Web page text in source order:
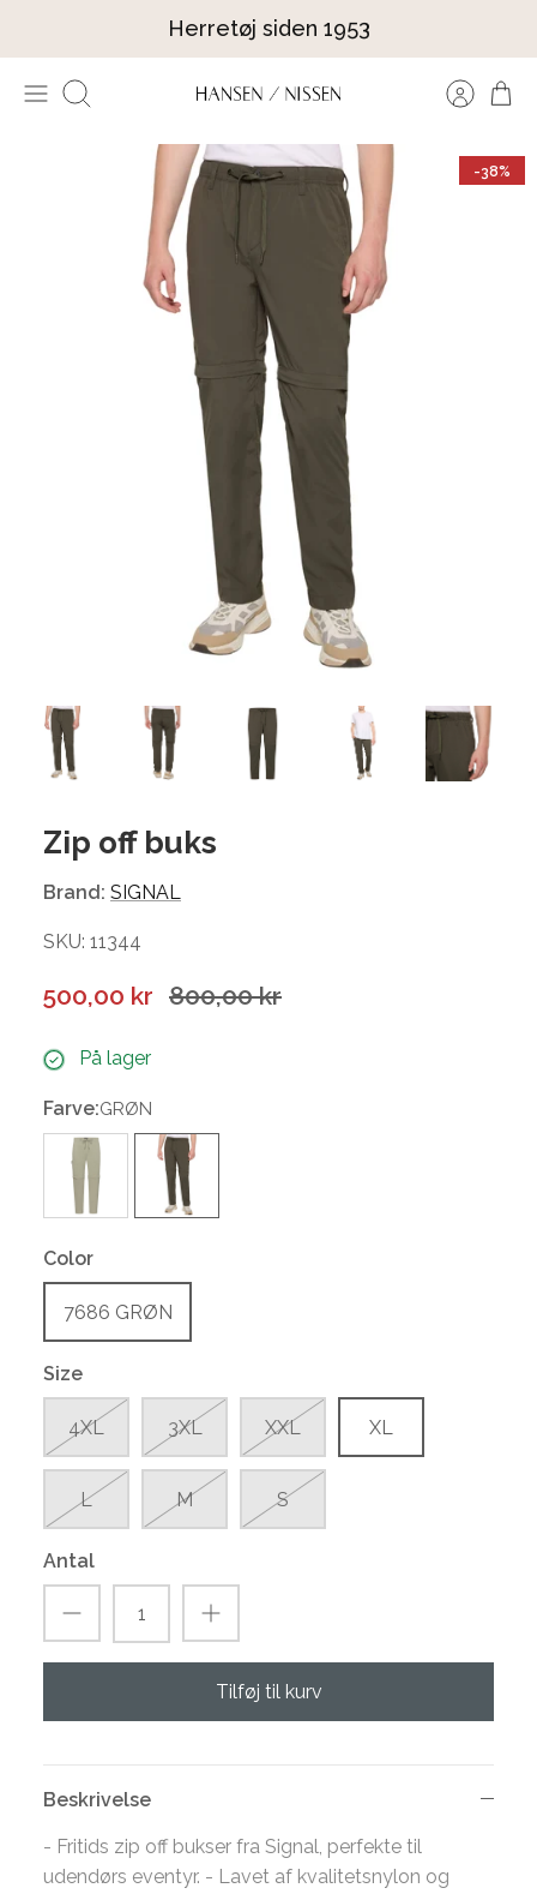
Herretøj siden 1953
Søg
-38%
Zip off buks
Brand: SIGNAL
SKU: 11344
500,00 kr 800,00 kr
På lager
Farve:GRØN
Color
7686 GRØN
Size
4XL 3XL XXL XL
L M S
Antal
Tilføj til kurv
Beskrivelse
- Fritids zip off bukser fra Signal, perfekte til
udendørs eventyr. - Lavet af kvalitetsnylon og